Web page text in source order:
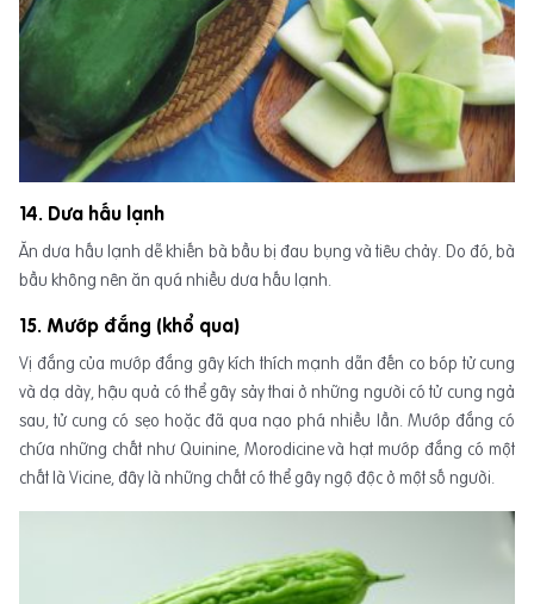
14. Dưa hấu lạnh
Ăn dưa hấu lạnh dễ khiến bà bầu bị đau bụng và tiêu chảy. Do đó, bà
bầu không nên ăn quá nhiều dưa hấu lạnh.
15. Mướp đắng (khổ qua)
Vị đắng của mướp đắng gây kích thích mạnh dẫn đến co bóp tử cung
và dạ dày, hậu quả có thể gây sảy thai ở những người có tử cung ngả
sau, tử cung có sẹo hoặc đã qua nạo phá nhiều lần. Mướp đắng có
chứa những chất như Quinine, Morodicine và hạt mướp đắng có một
chất là Vicine, đây là những chất có thể gây ngộ độc ở một số người.